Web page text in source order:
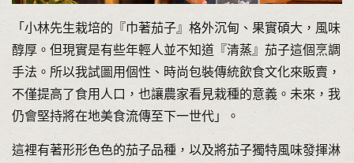
「小林先生栽培的『巾著茄子』格外沉甸、果實碩大，風味
醇厚。但現實是有些年輕人並不知道『清蒸』茄子這個烹調
手法。所以我試圖用個性、時尚包裝傳統飲食文化來販賣，
不僅提高了食用人口，也讓農家看見栽種的意義。未來，我
仍會堅持將在地美食流傳至下一世代」。
這裡有著形形色色的茄子品種，以及將茄子獨特風味發揮淋